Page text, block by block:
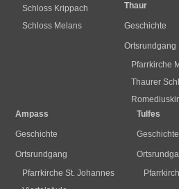
Schloss Krippach
Schloss Melans
Thaur
Geschichte
Ortsrundgang
Pfarrkirche
Thaurer
Ampass
Geschichte
Ortsrundgang
Pfarrkirche St. Johannes
Tulfes
Geschichte